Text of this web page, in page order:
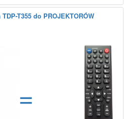
T355 do PROJEKTORÓW
=